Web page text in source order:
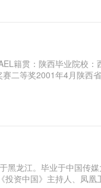
籍贯：陕西毕业院校
二等奖2001年4月陕西
黑龙江。毕业于中国传
投资中国》主持人、凤